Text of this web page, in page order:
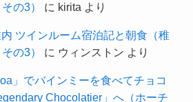
の3）
に kirita より
ツインルーム宿泊記と朝食（稚
の3）
に ウィンストン より
」でバインミーを食べてチョコ
Chocolatier」へ（ホーチ